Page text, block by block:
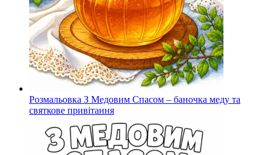
Розмальовка З Медовим Спасом – баночка меду та
святкове привітання